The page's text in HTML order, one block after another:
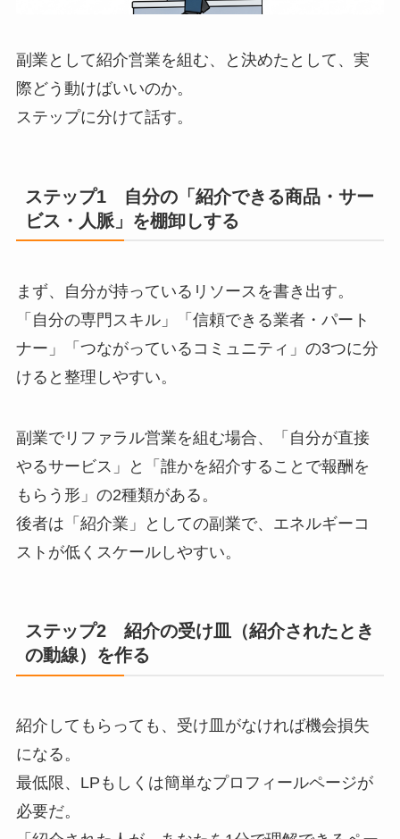
副業として紹介営業を組む、と決めたとして、実
際どう動けばいいのか。
ステップに分けて話す。
ステップ1 自分の「紹介できる商品・サー
ビス・人脈」を棚卸しする
まず、自分が持っているリソースを書き出す。
「自分の専門スキル」「信頼できる業者・パート
ナー」「つながっているコミュニティ」の3つに分
けると整理しやすい。
副業でリファラル営業を組む場合、「自分が直接
やるサービス」と「誰かを紹介することで報酬を
もらう形」の2種類がある。
後者は「紹介業」としての副業で、エネルギーコ
ストが低くスケールしやすい。
ステップ2 紹介の受け皿（紹介されたとき
の動線）を作る
紹介してもらっても、受け皿がなければ機会損失
になる。
最低限、LPもしくは簡単なプロフィールページが
必要だ。